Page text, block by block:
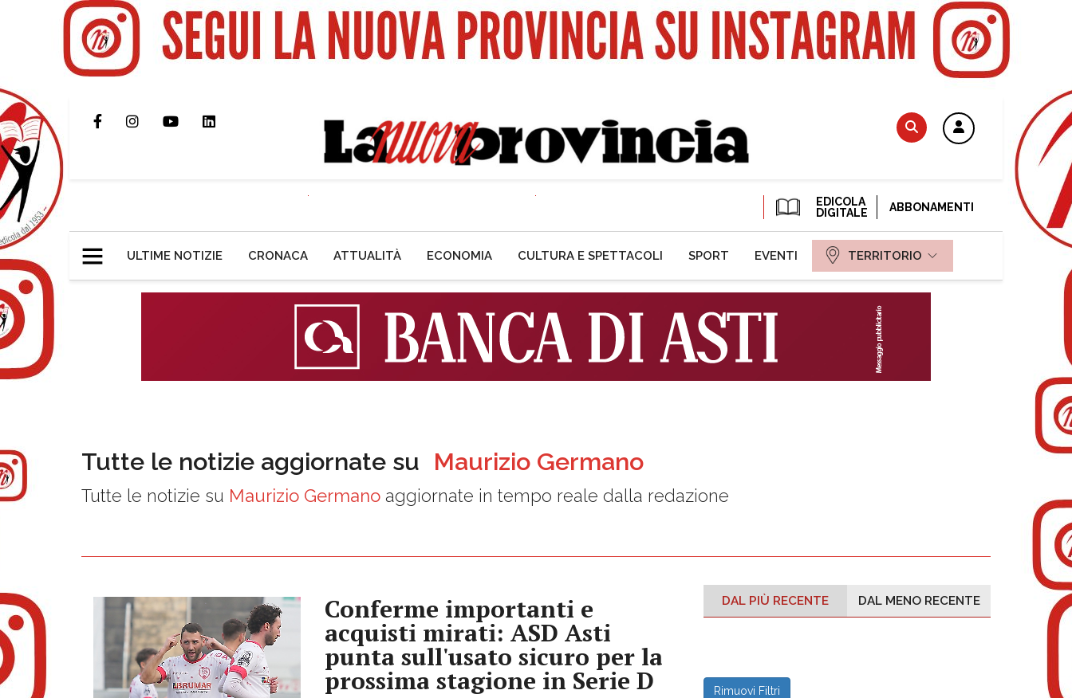
EDICOLA
DIGITALE
ABBONAMENTI
ULTIME NOTIZIE CRONACA ATTUALITÀ ECONOMIA CULTURA E SPETTACOLI SPORT EVENTI TERRITORIO
Tutte le notizie aggiornate su Maurizio Germano
Tutte le notizie su Maurizio Germano aggiornate in tempo reale dalla redazione
Conferme importanti e
acquisti mirati: ASD Asti
punta sull'usato sicuro per la
prossima stagione in Serie D
DAL PIÙ RECENTE DAL MENO RECENTE
Rimuovi Filtri